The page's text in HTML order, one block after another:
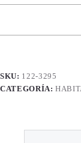
SKU: 122-3295
CATEGORÍA: